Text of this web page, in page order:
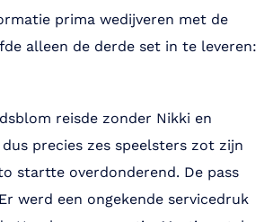
prima wedijveren met de
alleen de derde set in te leveren:
reisde zonder Nikki en
precies zes speelsters zot zijn
startte overdonderend. De pass
werd een ongekende servicedruk